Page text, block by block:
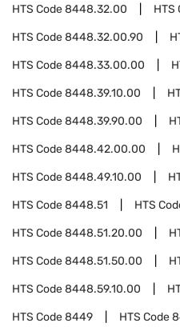
HTS Code8448.32.00 HTS
HTS Code8448.32.00.90
HTS Code8448.33.00.00
HTS Code8448.39.10.00
HTS Code8448.39.90.00
HTS Code8448.42.00.00
HTS Code8448.49.10.00
HTS Code8448.51 HTS
HTS Code8448.51.20.00
HTS Code8448.51.50.00
HTS Code8448.59.10.00
HTS Code8449 HTS Code